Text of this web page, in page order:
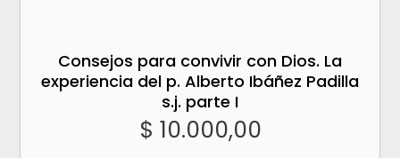
Consejos para convivir con Dios. La
experiencia del p. Alberto Ibáñez Padilla
s.j. parte I
$ 10.000,00